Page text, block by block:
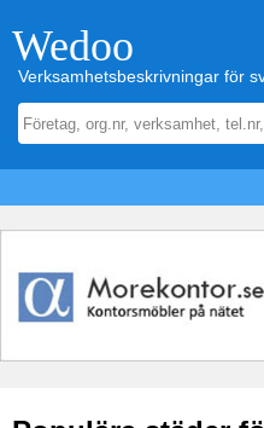
Wedoo
Verksamhetsbeskrivningar för